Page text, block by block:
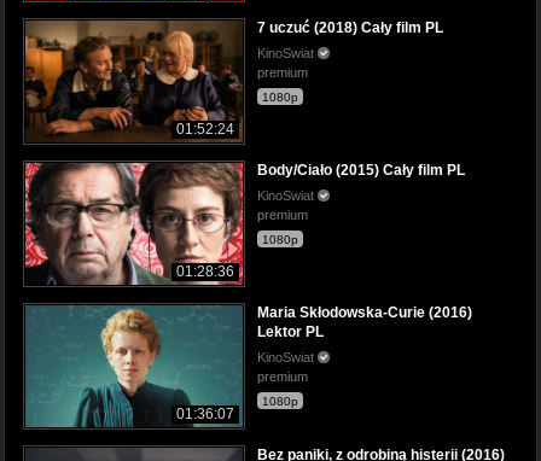
01:52:24
7 uczuć (2018) Cały film PL
KinoSwiat
premium
1080p
01:28:36
Body/Ciało (2015) Cały film PL
KinoSwiat
premium
1080p
01:36:07
Maria Skłodowska-Curie (2016)
Lektor PL
KinoSwiat
premium
1080p
Bez paniki, z odrobiną histerii (2016)